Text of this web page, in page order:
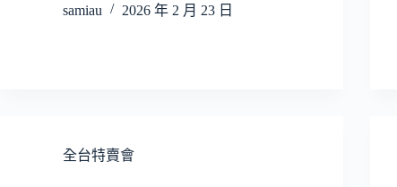
samiau
2026 年 2 月 23 日
全台特賣會